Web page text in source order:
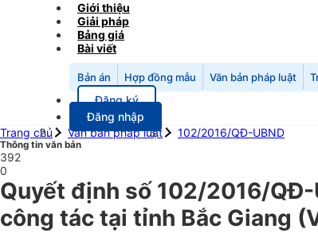
Giới thiệu
Giải pháp
Bảng giá
Bài viết
Bản án Hợp đồng mẫu Văn bản pháp luật
Đăng ký
Đăng nhập
Trang chủ
Văn bản pháp luật 102/2016/QĐ-UBND
Thông tin văn bản
392
0
Quyết định số 102/2016/
công tác tại tỉnh Bắc Giang